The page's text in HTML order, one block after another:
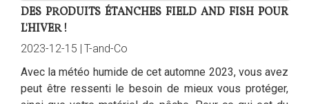
DES PRODUITS ÉTANCHES FIELD AND FISH POUR
L'HIVER !
2023-12-15 | T-and-Co
Avec la météo humide de cet automne 2023, vous avez
peut être ressenti le besoin de mieux vous protéger,